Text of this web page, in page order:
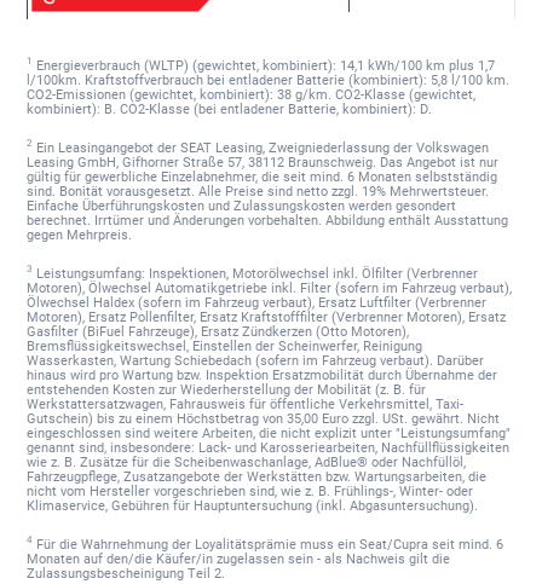
1 Energieverbrauch (WLTP) (gewichtet, kombiniert): 14,1 kWh/100 km plus 1,7
l/100km. Kraftstoffverbrauch bei entladener Batterie (kombiniert): 5,8 l/100 km.
CO2-Emissionen (gewichtet, kombiniert): 38 g/km. CO2-Klasse (gewichtet,
kombiniert): B. CO2-Klasse (bei entladener Batterie, kombiniert): D.
2 Ein Leasingangebot der SEAT Leasing, Zweigniederlassung der Volkswagen
Leasing GmbH, Gifhorner Straße 57, 38112 Braunschweig. Das Angebot ist nur
gültig für gewerbliche Einzelabnehmer, die seit mind. 6 Monaten selbstständig
sind. Bonität vorausgesetzt. Alle Preise sind netto zzgl. 19% Mehrwertsteuer.
Einfache Überführungskosten und Zulassungskosten werden gesondert
berechnet. Irrtümer und Änderungen vorbehalten. Abbildung enthält Ausstattung
gegen Mehrpreis.
3 Leistungsumfang: Inspektionen, Motorölwechsel inkl. Ölfilter (Verbrenner
Motoren), Ölwechsel Automatikgetriebe inkl. Filter (sofern im Fahrzeug verbaut),
Ölwechsel Haldex (sofern im Fahrzeug verbaut), Ersatz Luftfilter (Verbrenner
Motoren), Ersatz Pollenfilter, Ersatz Kraftstofffilter (Verbrenner Motoren), Ersatz
Gasfilter (BiFuel Fahrzeuge), Ersatz Zündkerzen (Otto Motoren),
Bremsflüssigkeitswechsel, Einstellen der Scheinwerfer, Reinigung
Wasserkasten, Wartung Schiebedach (sofern im Fahrzeug verbaut). Darüber
hinaus wird pro Wartung bzw. Inspektion Ersatzmobilität durch Übernahme der
entstehenden Kosten zur Wiederherstellung der Mobilität (z. B. für
Werkstattersatzwagen, Fahrausweis für öffentliche Verkehrsmittel, Taxi-
Gutschein) bis zu einem Höchstbetrag von 35,00 Euro zzgl. USt. gewährt. Nicht
eingeschlossen sind weitere Arbeiten, die nicht explizit unter "Leistungsumfang"
genannt sind, insbesondere: Lack- und Karosseriearbeiten, Nachfüllflüssigkeiten
wie z. B. Zusätze für die Scheibenwaschanlage, AdBlue® oder Nachfüllöl,
Fahrzeugpflege, Zusatzangebote der Werkstätten bzw. Wartungsarbeiten, die
nicht vom Hersteller vorgeschrieben sind, wie z. B. Frühlings-, Winter- oder
Klimaservice, Gebühren für Hauptuntersuchung (inkl. Abgasuntersuchung).
4 Für die Wahrnehmung der Loyalitätsprämie muss ein Seat/Cupra seit mind. 6
Monaten auf den/die Käufer/in zugelassen sein - als Nachweis gilt die
Zulassungsbescheinigung Teil 2.